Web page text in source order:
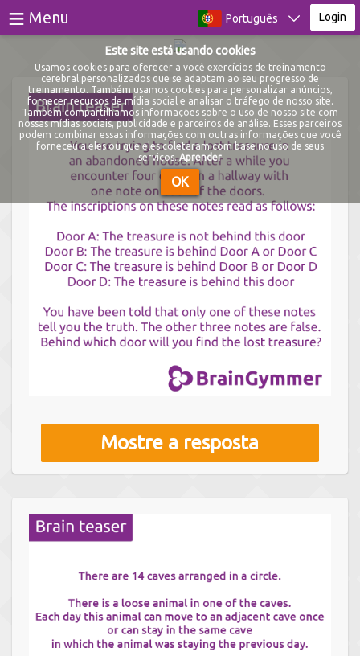
Jogos
Testes
Blog
Sobre
Registro
≡ Menu Português Login
Mostre a resposta
Este site está usando cookies
Usamos cookies para oferecer a você exercícios de treinamento
cerebral personalizados que se adaptam ao seu progresso de
treinamento. Também usamos cookies para personalizar anúncios,
fornecer recursos de mídia social e analisar o tráfego de nosso site.
Também compartilhamos informações sobre o uso de nosso site com
nossas mídias sociais, publicidade e parceiros de análise. Esses parceiros
podem combinar essas informações com outras informações que você
forneceu a eles ou que eles coletaram com base no uso de seus
serviços.Aprender
OK